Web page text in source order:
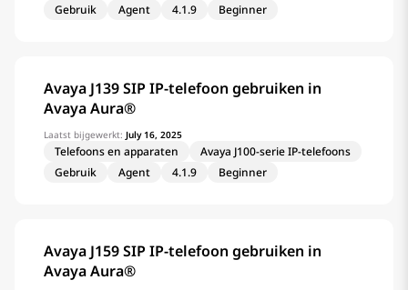
Gebruik
Agent 4.1.9 Beginner
Avaya J139 SIP IP-telefoon gebruiken in
Avaya Aura®
Laatst bijgewerkt: July 16, 2025
Telefoons en apparaten
Avaya J100-serie IP-telefoons
Gebruik
Agent 4.1.9 Beginner
Avaya J159 SIP IP-telefoon gebruiken in
Avaya Aura®